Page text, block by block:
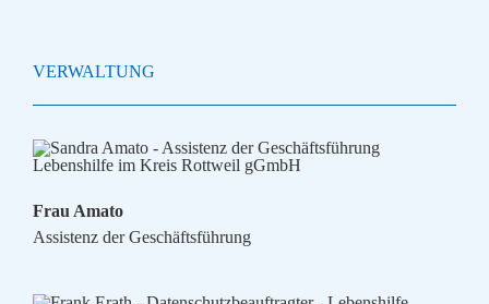
VERWALTUNG
Frau Amato
Assistenz der Geschäftsführung